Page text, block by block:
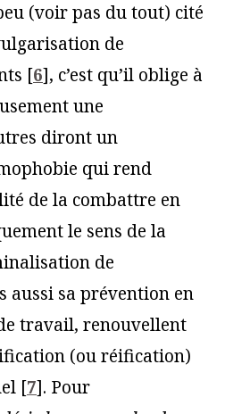
(voir pas du tout) cité
de
[6], c’est qu’il oblige à
une
diront un
qui rend
de la combattre en
le sens de la
de
aussi sa prévention en
travail, renouvellent
(ou réification)
[7]. Pour